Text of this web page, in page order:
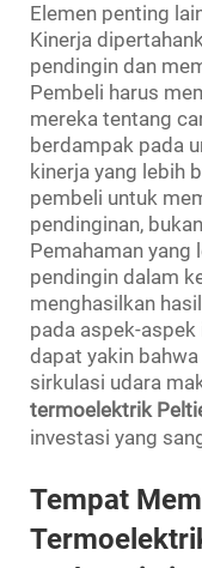
Elemen penting
Kinerja
pendingin dan
Pembeli harus
mereka tentang
berdampak pada
kinerja yang lebih
pembeli untuk
pendinginan,
Pemahaman yang
pendingin dalam
menghasilkan
pada aspek-
dapat yakin
sirkulasi udara
termoelektrik
investasi yang
Tempat